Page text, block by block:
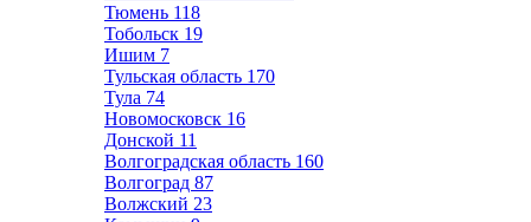
Тюмень 118
Тобольск 19
Ишим 7
Тульская область 170
Тула 74
Новомосковск 16
Донской 11
Волгоградская область 160
Волгоград 87
Волжский 23